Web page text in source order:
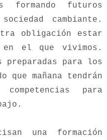
formando futuros
cambiante.
obligación estar
en el que vivimos.
preparadas para los
que mañana tendrán
para
una formación